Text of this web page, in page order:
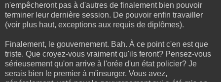
n'empêcheront pas à d'autres de finalement bien pouvoir
terminer leur dernière session. De pouvoir enfin travailler
(voir plus haut, exceptions aux requis de diplômes).
Finalement, le gouvernement. Bah. À ce point c'en est que
triste. Que croyez-vous vraiment qu'ils feront? Pensez-vous
sérieusement qu'on arrive à l'orée d'un état policier? Je
serais bien le premier à m'insurger. Vous avez,